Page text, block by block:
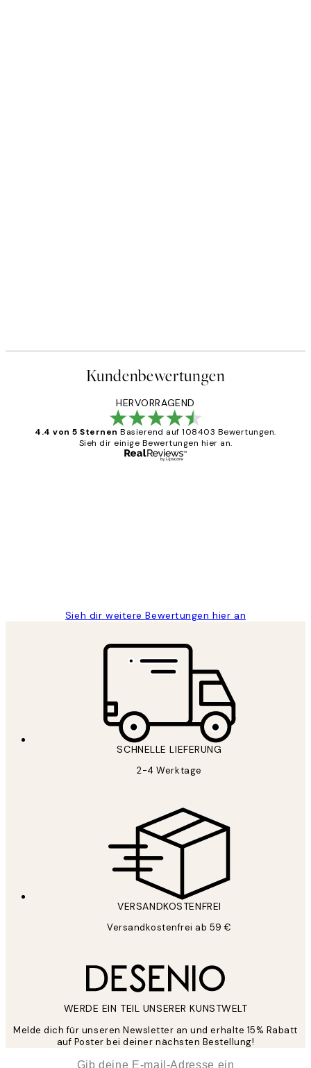
Kundenbewertungen
HERVORRAGEND
4.4 von 5 Sternen Basierend auf 108403 Bewertungen.
Sieh dir einige Bewertungen hier an.
Sieh dir weitere Bewertungen hier an
SCHNELLE LIEFERUNG
2-4 Werktage
VERSANDKOSTENFREI
Versandkostenfrei ab 59 €
WERDE EIN TEIL UNSERER KUNSTWELT
Melde dich für unseren Newsletter an und erhalte 15% Rabatt
auf Poster bei deiner nächsten Bestellung!